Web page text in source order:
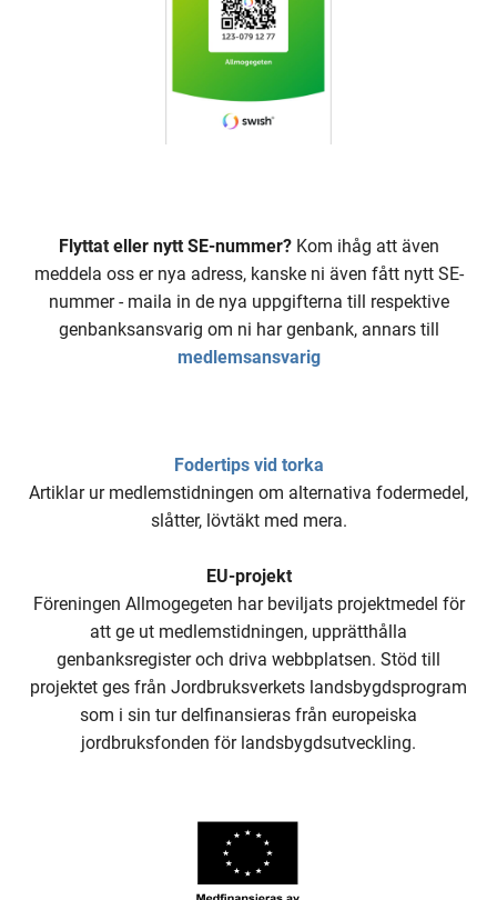
Flyttat eller nytt SE-nummer?Kom ihåg att även
meddela oss er nya adress, kanske ni även fått nytt SE-
nummer - maila in de nya uppgifterna till respektive
genbanksansvarig om ni har genbank, annars till
medlemsansvarig
Fodertips vid torka
Artiklar ur medlemstidningen om alternativa fodermedel,
slåtter, lövtäkt med mera.
EU-projekt
Föreningen Allmogegeten har beviljats projektmedel för
att ge ut medlemstidningen, upprätthålla
genbanksregister och driva webbplatsen. Stöd till
projektet ges från Jordbruksverkets landsbygdsprogram
som i sin tur delfinansieras från europeiska
jordbruksfonden för landsbygdsutveckling.